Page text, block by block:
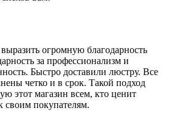
огромную благодарность
за профессионализм и
Быстро доставили люстру. Все
четко и в срок. Такой подход
этот магазин всем, кто ценит
своим покупателям.